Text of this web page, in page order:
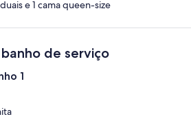
e 1 cama queen-size
banho de serviço
1